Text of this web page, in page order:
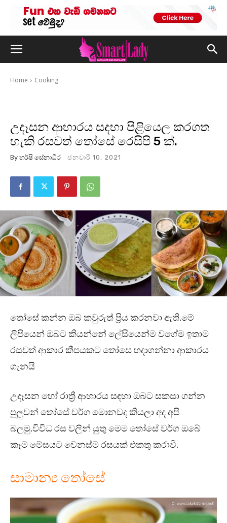
Home Cooking
උදෑසන ආහාරය සදහා පිළියෙල කරගත
හැකි රසවත් තෝසේ රෙසිපි 5 ක්.
By හර්ෂි සේනාධීර ජනවාරි 10, 2021
තෝසේ කන්න ඔබ කවුරුත් ප්‍රිය කරනවා ඇති.මේ
ලිපියෙන් ඔබට කියන්නේ ලේසියෙන්ම වගේම ඉතාම
රසවත් ආකාර කීපයකට තෝසෙ හදාගන්නා ආකාරය
ගැනයි
උදෑසන හෝ රාත්‍රී ආහාරය සඳහා ඔබට සකසා ගන්න
පුලුවන් තෝසේ වර්ග මොනවද කියලා අද අපි
බලමු.විවිධ රස වලින් යුතු මෙම තෝසේ වර්ග ඔබේ
කෑම මේසයට වෙනස්ම රසයක් එකතු කරාවි.
සාමාන්‍ය තෝසේ